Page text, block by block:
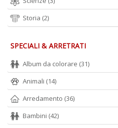
Storia (2)
SPECIALI & ARRETRATI
Album da colorare (31)
Animali (14)
Arredamento (36)
Bambini (42)